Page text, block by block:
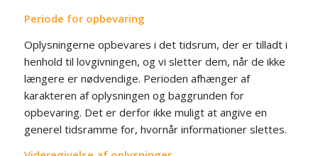
Periode for opbevaring
Oplysningerne opbevares i det tidsrum, der er tilladt i
henhold til lovgivningen, og vi sletter dem, når de ikke
længere er nødvendige. Perioden afhænger af
karakteren af oplysningen og baggrunden for
opbevaring. Det er derfor ikke muligt at angive en
generel tidsramme for, hvornår informationer slettes.